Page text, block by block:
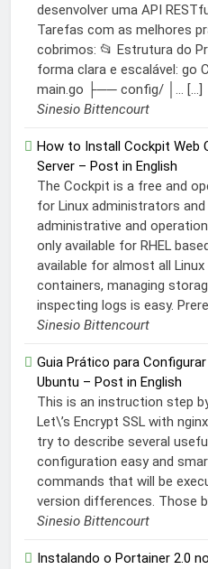
desenvolver uma API
Tarefas com as melhores
cobrimos: 📂 Estrutura do
forma clara e escalável:
main.go ├── config/ │... […]
Sinesio Bittencourt
How to Install Cockpit Web
Server – Post in English
The Cockpit is a free and
for Linux administrators
administrative and
only available for RHEL
available for almost all
containers, managing
inspecting logs is easy.
Sinesio Bittencourt
Guia Prático para
Ubuntu – Post in English
This is an instruction step
Let\’s Encrypt SSL with
try to describe several
configuration easy and
commands that will be
version differences. Those
Sinesio Bittencourt
Instalando o Portainer 2.0